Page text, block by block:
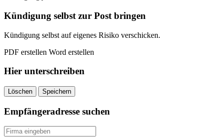
quantity
Kündigung selbst zur Post bringen
Kündigung selbst auf eigenes Risiko verschicken.
PDF erstellen Word erstellen
Hier unterschreiben
Löschen Speichern
Empfängeradresse suchen